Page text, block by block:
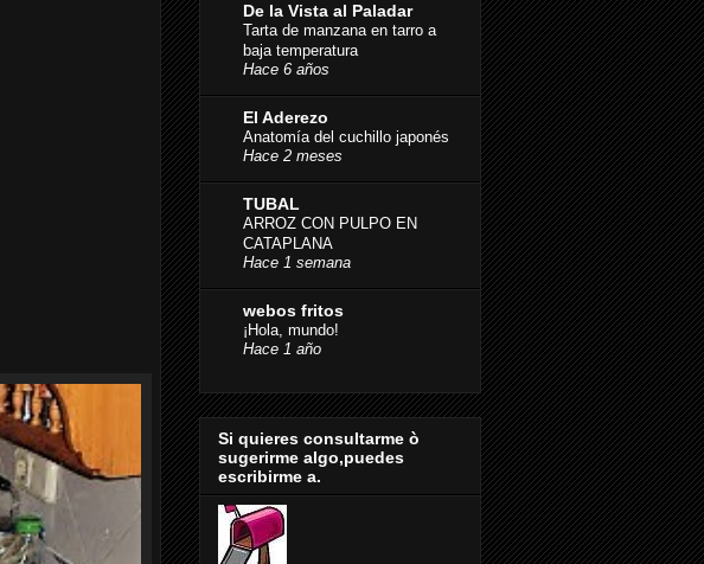
De la Vista al Paladar
Tarta de manzana en tarro a
baja temperatura
Hace 6 años
El Aderezo
Anatomía del cuchillo japonés
Hace 2 meses
TUBAL
ARROZ CON PULPO EN
CATAPLANA
Hace 1 semana
webos fritos
¡Hola, mundo!
Hace 1 año
Si quieres consultarme ò
sugerirme algo,puedes
escribirme a.